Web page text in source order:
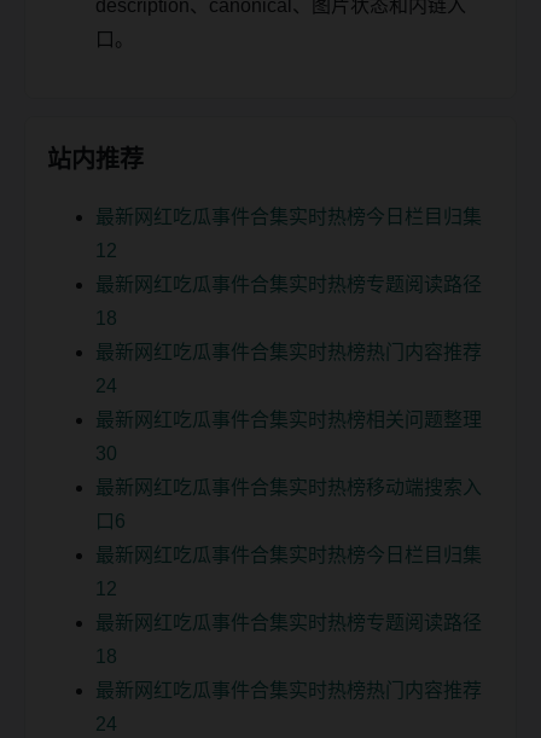
description、canonical、图片状态和内链入
口。
站内推荐
最新网红吃瓜事件合集实时热榜今日栏目归集
12
最新网红吃瓜事件合集实时热榜专题阅读路径
18
最新网红吃瓜事件合集实时热榜热门内容推荐
24
最新网红吃瓜事件合集实时热榜相关问题整理
30
最新网红吃瓜事件合集实时热榜移动端搜索入
口6
最新网红吃瓜事件合集实时热榜今日栏目归集
12
最新网红吃瓜事件合集实时热榜专题阅读路径
18
最新网红吃瓜事件合集实时热榜热门内容推荐
24